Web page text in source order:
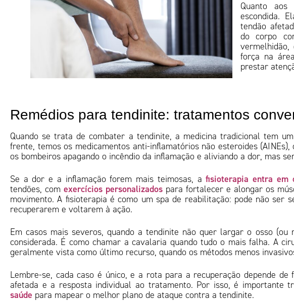
Quanto
escondida.
tendão
do corpo
força na
prestar
Remédios para tendinite: tratamentos
Quando se trata de combater a tendinite, a medicina tradicional tem
frente, temos os medicamentos anti-inflamatórios não esteroides
os bombeiros apagando o incêndio da inflamação e aliviando a dor, mas
Se a dor e a inflamação forem mais teimosas, afisioterapia entra em
tendões, com exercícios personalizados para fortalecer e alongar os
movimento. A fisioterapia é como um spa de reabilitação: pode não ser
recuperarem e voltarem à ação.
Em casos mais severos, quando a tendinite não quer largar o osso
considerada. É como chamar a cavalaria quando tudo o mais falha. A
geralmente vista como último recurso, quando os métodos menos
Lembre-se, cada caso é único, e a rota para a recuperação depende
afetada e a resposta individual ao tratamento. Por isso, é importante
saúde para mapear o melhor plano de ataque contra a tendinite.